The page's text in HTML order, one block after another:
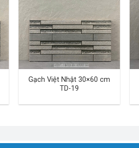
Gạch Việt Nhật 30×60 cm
TD-19